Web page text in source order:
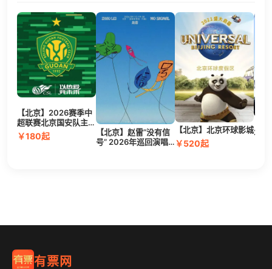
【北京】2026赛季中
超联赛北京国安队主场
门票
￥180起
【北京】赵雷“没有信
号” 2026年巡回演唱
【北京】北京环球影城
￥520起
有票网